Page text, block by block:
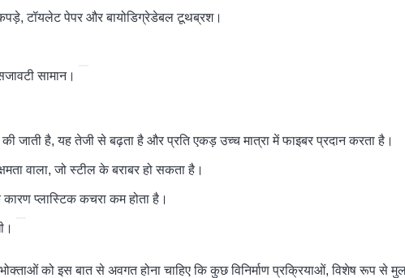
टॉयलेट पेपर और बायोडिग्रेडेबल टूथब्रश।
सामान।
जाती है, यह तेजी से बढ़ता है और प्रति एकड़ उच्च मात्रा में फाइबर प्रदान करता है।
वाला, जो स्टील के बराबर हो सकता है।
प्लास्टिक कचरा कम होता है।
को इस बात से अवगत होना चाहिए कि कुछ विनिर्माण प्रक्रियाओं, विशेष रूप से